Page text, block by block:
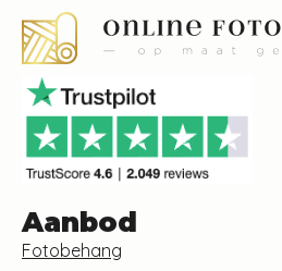
Aanbod
Fotobehang